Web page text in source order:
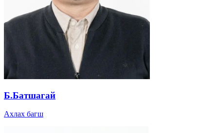
Б.Батшагай
Ахлах багш